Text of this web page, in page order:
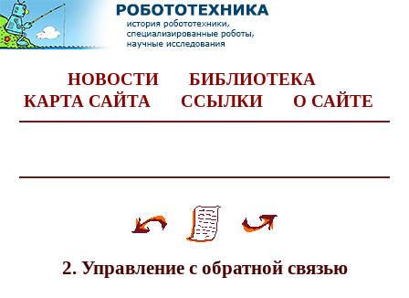
НОВОСТИ
БИБЛИОТЕКА
КАРТА САЙТА
ССЫЛКИ О САЙТЕ
2. Управление с обратной связью